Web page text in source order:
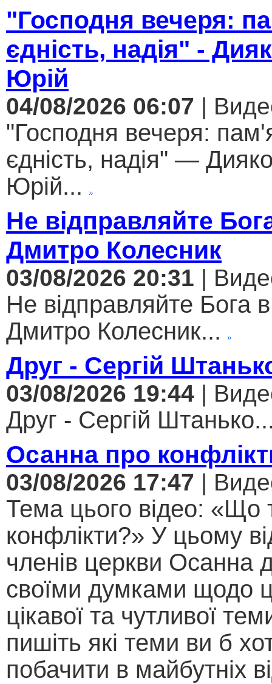
"Господня вечеря:
єдність, надія" -
Юрій
04/08/2026 06:07 |
"Господня вечеря:
єдність, надія" —
Юрій...
Не відправляйте
Дмитро Колесник
03/08/2026 20:31 |
Не відправляйте Бога
Дмитро Колесник...
Друг - Сергій
03/08/2026 19:44 |
Друг - Сергій
Осанна про
03/08/2026 17:47 |
Тема цього відео: «Що
конфлікти?» У цьому
членів церкви Осанна
своїми думками щодо
цікавої та чутливої
пишіть які теми ви б
побачити в майбутніх